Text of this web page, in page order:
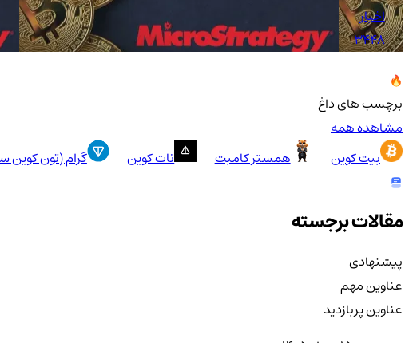
اخبار
3448
برچسب های داغ
مشاهده همه
بیت کوین
همستر کامبت نات کوین گرام (تون کوین
مقالات برجسته
پیشنهادی
عناوین مهم
عناوین پربازدید